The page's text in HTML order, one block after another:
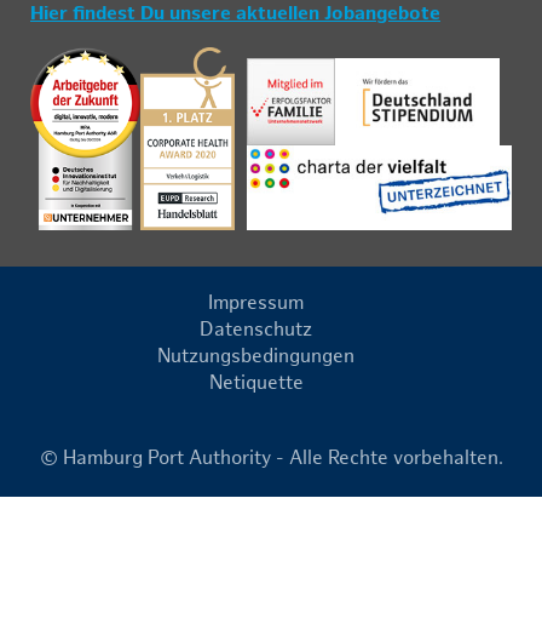
Hier findest Du unsere aktuellen Jobangebote
Impressum
Datenschutz
Nutzungsbedingungen
Netiquette
© Hamburg Port Authority - Alle Rechte vorbehalten.